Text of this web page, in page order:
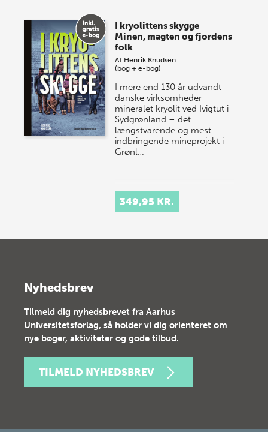
I kryolittens skygge
Minen, magten og fjordens
folk
Af Henrik Knudsen
(bog + e-bog)
I mere end 130 år udvandt
danske virksomheder
mineralet kryolit ved Ivigtut i
Sydgrønland – det
længstvarende og mest
indbringende mineprojekt i
Grønl…
349,95 KR.
Nyhedsbrev
Tilmeld dig nyhedsbrevet fra Aarhus
Universitetsforlag, så holder vi dig orienteret om
nye bøger, aktiviteter og gode tilbud.
TILMELD NYHEDSBREV